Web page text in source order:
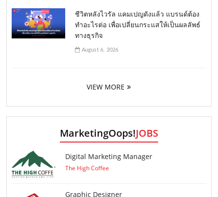
ชีวิตหลังไวรัล แคมเปญดังแล้ว แบรนด์ต้อง
ทำอะไรต่อ เพื่อเปลี่ยนกระแสให้เป็นผลลัพธ์
ทางธุรกิจ
August 6, 2026
VIEW MORE
MarketingOops!JOBS
Digital Marketing Manager
The High Coffee
Graphic Designer